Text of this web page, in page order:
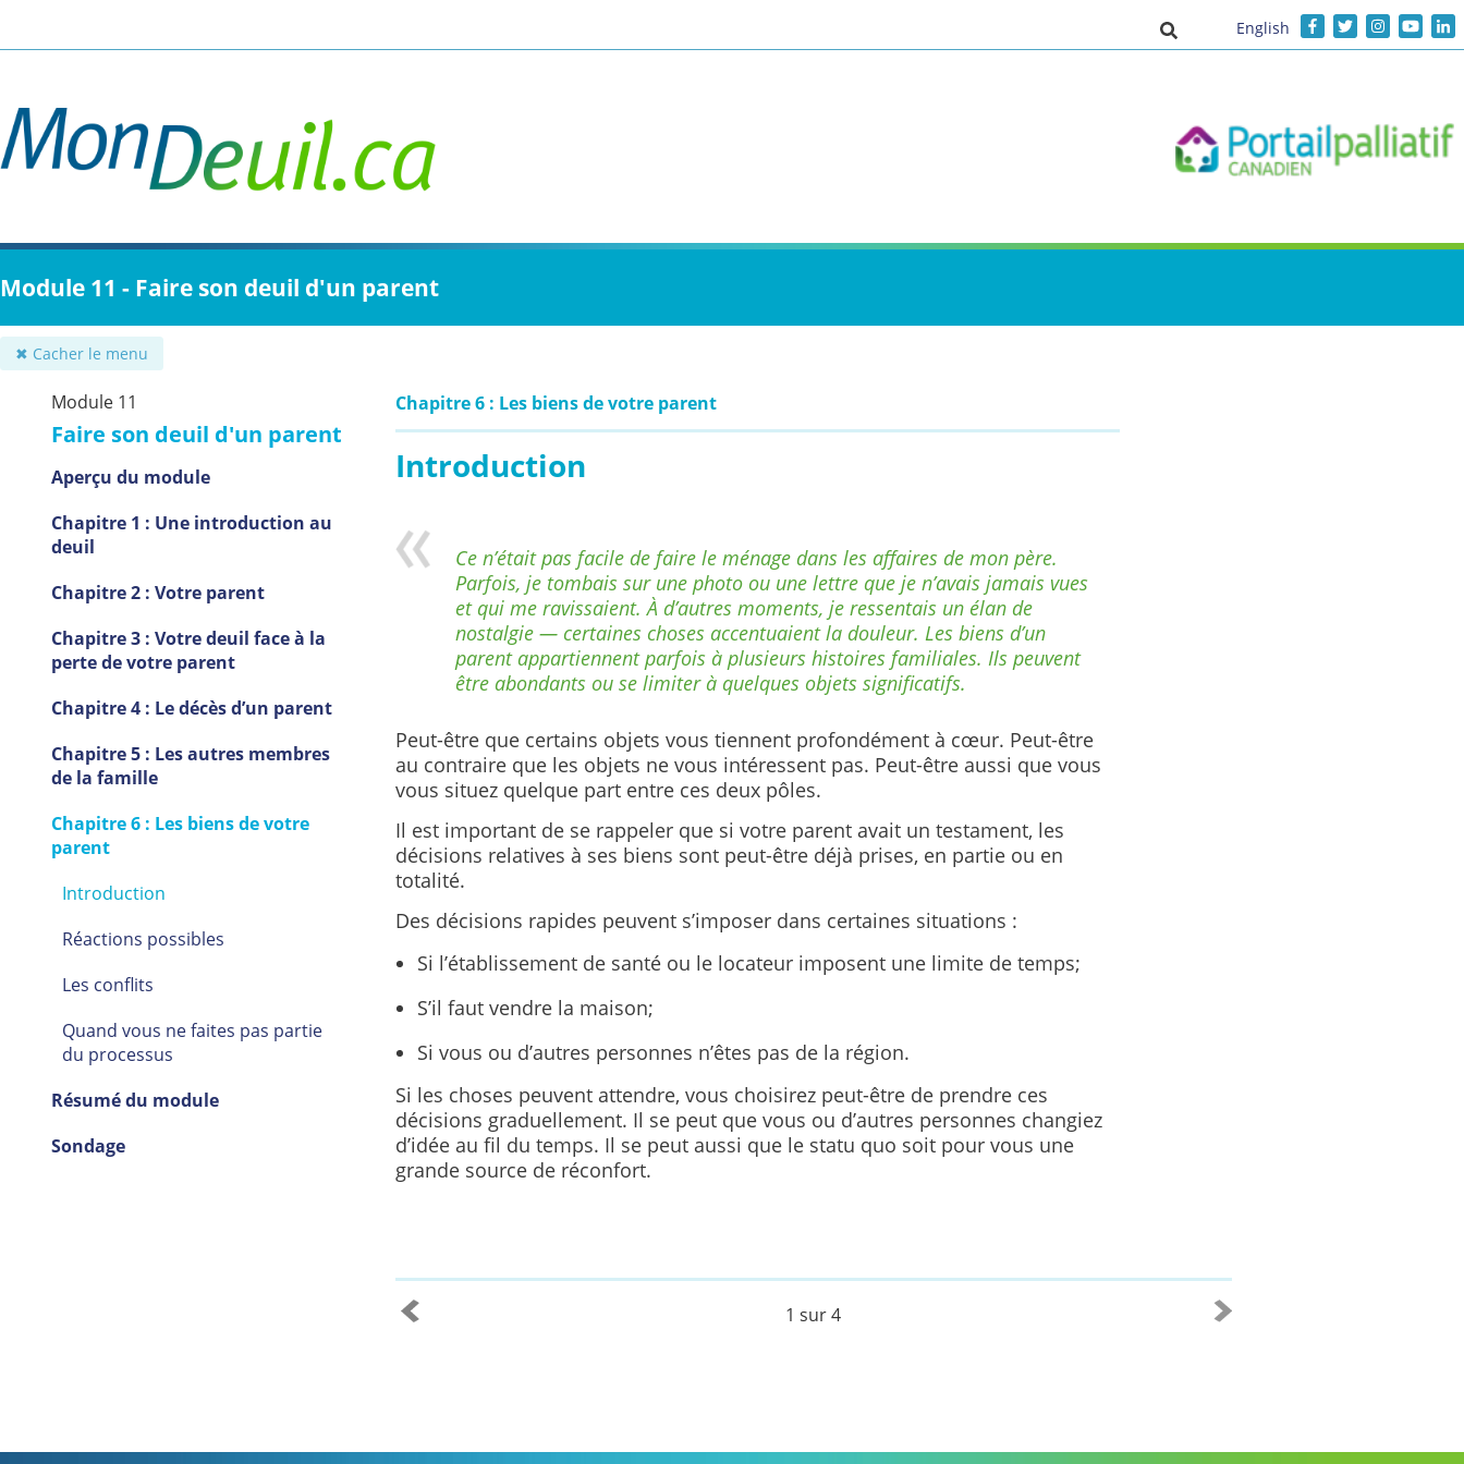
contenu
Activer/désactiver la saisie de
English
Module 11 - Faire son deuil d'un parent
✖ Cacher le menu
Module 11
Faire son deuil d'un parent
Aperçu du module
Chapitre 1 : Une introduction au
deuil
Chapitre 2 : Votre parent
Chapitre 3 : Votre deuil face à la
perte de votre parent
Chapitre 4 : Le décès d’un parent
Chapitre 5 : Les autres membres
de la famille
Chapitre 6 : Les biens de votre
parent
Introduction
Réactions possibles
Les conflits
Quand vous ne faites pas partie
du processus
Résumé du module
Sondage
Chapitre 6 : Les biens de votre parent
Introduction
Ce n’était pas facile de faire le ménage dans les affaires de mon père.
Parfois, je tombais sur une photo ou une lettre que je n’avais jamais vues
et qui me ravissaient. À d’autres moments, je ressentais un élan de
nostalgie — certaines choses accentuaient la douleur. Les biens d’un
parent appartiennent parfois à plusieurs histoires familiales. Ils peuvent
être abondants ou se limiter à quelques objets significatifs.
Peut-être que certains objets vous tiennent profondément à cœur. Peut-être
au contraire que les objets ne vous intéressent pas. Peut-être aussi que vous
vous situez quelque part entre ces deux pôles.
Il est important de se rappeler que si votre parent avait un testament, les
décisions relatives à ses biens sont peut-être déjà prises, en partie ou en
totalité.
Des décisions rapides peuvent s’imposer dans certaines situations :
Si l’établissement de santé ou le locateur imposent une limite de temps;
S’il faut vendre la maison;
Si vous ou d’autres personnes n’êtes pas de la région.
Si les choses peuvent attendre, vous choisirez peut-être de prendre ces
décisions graduellement. Il se peut que vous ou d’autres personnes changiez
d’idée au fil du temps. Il se peut aussi que le statu quo soit pour vous une
grande source de réconfort.
1 sur 4